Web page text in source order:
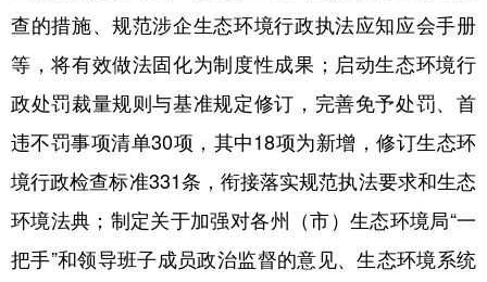
查的措施、规范涉企生态环境行政执法应知应会手册
等，将有效做法固化为制度性成果；启动生态环境行
政处罚裁量规则与基准规定修订，完善免予处罚、首
违不罚事项清单30项，其中18项为新增，修订生态环
境行政检查标准331条，衔接落实规范执法要求和生态
环境法典；制定关于加强对各州（市）生态环境局“一
把手”和领导班子成员政治监督的意见、生态环境系统